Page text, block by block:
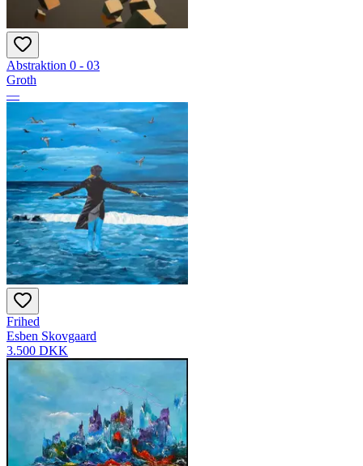
Abstraktion 0 - 03
Groth
—
Frihed
Esben Skovgaard
3.500 DKK